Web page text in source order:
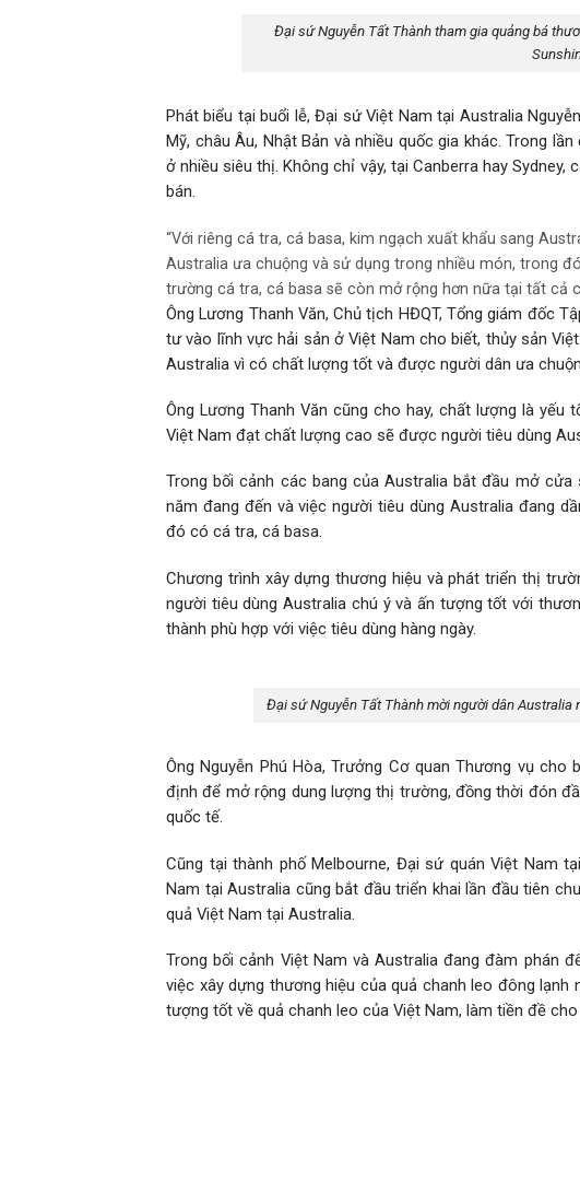
Đại sứ Nguyễn Tất Thành tham gia quảng bá
Phát biểu tại buổi lễ, Đại sứ Việt Nam tại Australia
Mỹ, châu Âu, Nhật Bản và nhiều quốc gia khác. Trong
ở nhiều siêu thị. Không chỉ vậy, tại Canberra hay
bán.
“Với riêng cá tra, cá basa, kim ngạch xuất khẩu sang
Australia ưa chuộng và sử dụng trong nhiều món, trong
trường cá tra, cá basa sẽ còn mở rộng hơn nữa tại tất cả
Ông Lương Thanh Văn, Chủ tịch HĐQT, Tổng giám đốc
tư vào lĩnh vực hải sản ở Việt Nam cho biết, thủy sản
Australia vì có chất lượng tốt và được người dân ưa
Ông Lương Thanh Văn cũng cho hay, chất lượng là
Việt Nam đạt chất lượng cao sẽ được người tiêu dùng
Trong bối cảnh các bang của Australia bắt đầu mở
năm đang đến và việc người tiêu dùng Australia đang
đó có cá tra, cá basa.
Chương trình xây dựng thương hiệu và phát triển thị
người tiêu dùng Australia chú ý và ấn tượng tốt với
thành phù hợp với việc tiêu dùng hàng ngày.
Đại sứ Nguyễn Tất Thành mời người dân Australia
Ông Nguyễn Phú Hòa, Trưởng Cơ quan Thương vụ
định để mở rộng dung lượng thị trường, đồng thời đón
quốc tế.
Cũng tại thành phố Melbourne, Đại sứ quán Việt Nam
Nam tại Australia cũng bắt đầu triển khai lần đầu tiên
quả Việt Nam tại Australia.
Trong bối cảnh Việt Nam và Australia đang đàm phán
việc xây dựng thương hiệu của quả chanh leo đông
tượng tốt về quả chanh leo của Việt Nam, làm tiền đề